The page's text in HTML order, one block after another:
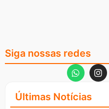
Siga nossas redes
Últimas Notícias